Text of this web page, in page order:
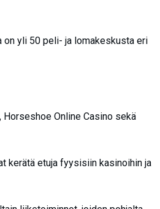
yli 50 peli- ja lomakeskusta eri
Online Casino sekä
kerätä etuja fyysisiin kasinoihin ja